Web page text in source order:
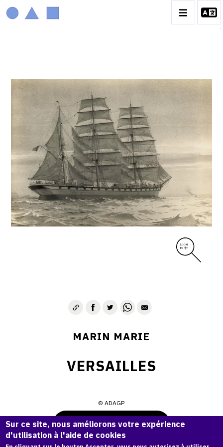
MARIN MARIE
BIOGRAPHIE
CATALOGUE DES OEUVRES
CONTACT
MARIN MARIE
VERSAILLES
© ADAGP
Demande d'information
Sur ce site, nous améliorons votre expérience
d'utilisation à l'aide de cookies